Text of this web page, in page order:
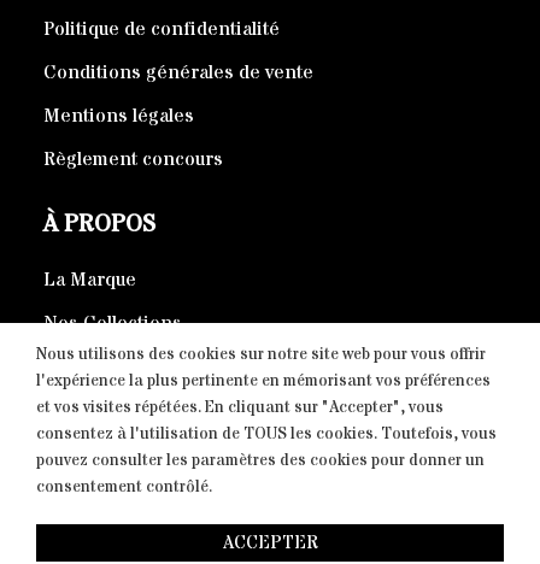
Politique de confidentialité
Conditions générales de vente
Mentions légales
Règlement concours
À PROPOS
La Marque
Nos Collections
Produits éco-responsables
CONTACT
Copyright © 2026 Fight-District® | Official Store, Tous
Nous utilisons des cookies sur notre site web pour vous offrir
l'expérience la plus pertinente en mémorisant vos préférences
et vos visites répétées. En cliquant sur "Accepter", vous
consentez à l'utilisation de TOUS les cookies. Toutefois, vous
pouvez consulter les paramètres des cookies pour donner un
consentement contrôlé.
ACCEPTER